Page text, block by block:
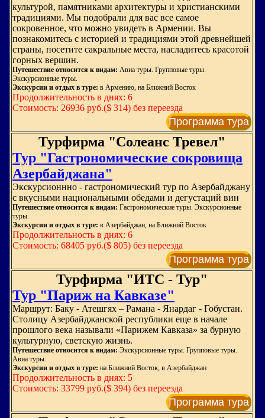
культурой, памятниками архитектуры и христианскими
традициями. Мы подобрали для вас все самое
сокровенное, что можно увидеть в Армении. Вы
познакомитесь с историей и традициями этой древнейшей
страны, посетите сакральные места, насладитесь красотой
горных вершин.
Путешествие относится к видам: Авиа туры. Групповые туры.
Экскурсионные туры.
Экскурсии и отдых в туре: в Армению, на Ближний Восток
Продолжительность в днях: 6
Стоимость: 26936 руб.($ 314) без переезда
Программа тура
Турфирма "Солеанс Тревел"
Тур "Гастрономические сокровища
Азербайджана"
Экскурсионнно - гастрономический тур по Азербайджану
с вкусными национальными обедами и дегустаций вин
Путешествие относится к видам: Гастрономические туры. Экскурсионные
туры.
Экскурсии и отдых в туре: в Азербайджан, на Ближний Восток
Продолжительность в днях: 6
Стоимость: 68405 руб.($ 805) без переезда
Программа тура
Турфирма "ИТС - Тур"
Тур "Париж на Кавказе"
Маршрут: Баку - Атешгях – Рамана - Янардаг - Гобустан.
Столицу Азербайджанской республики еще в начале
прошлого века называли «Парижем Кавказа» за бурную
культурную, светскую жизнь.
Путешествие относится к видам: Экскурсионные туры. Групповые туры.
Авиа туры.
Экскурсии и отдых в туре: на Ближний Восток, в Азербайджан
Продолжительность в днях: 5
Стоимость: 33799 руб.($ 394) без переезда
Программа тура